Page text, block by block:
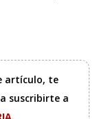
artículo, te
suscribirte a
.